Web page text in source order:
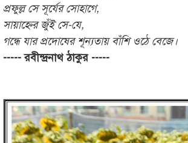
প্রফুল্ল সে সূর্যের সোহাগে,
সায়াহ্নের জুঁই সে-যে,
গন্ধে যার প্রদোষের শূন্যতায় বাঁশি ওঠে বেজে।
----- রবীন্দ্রনাথ ঠাকুর -----